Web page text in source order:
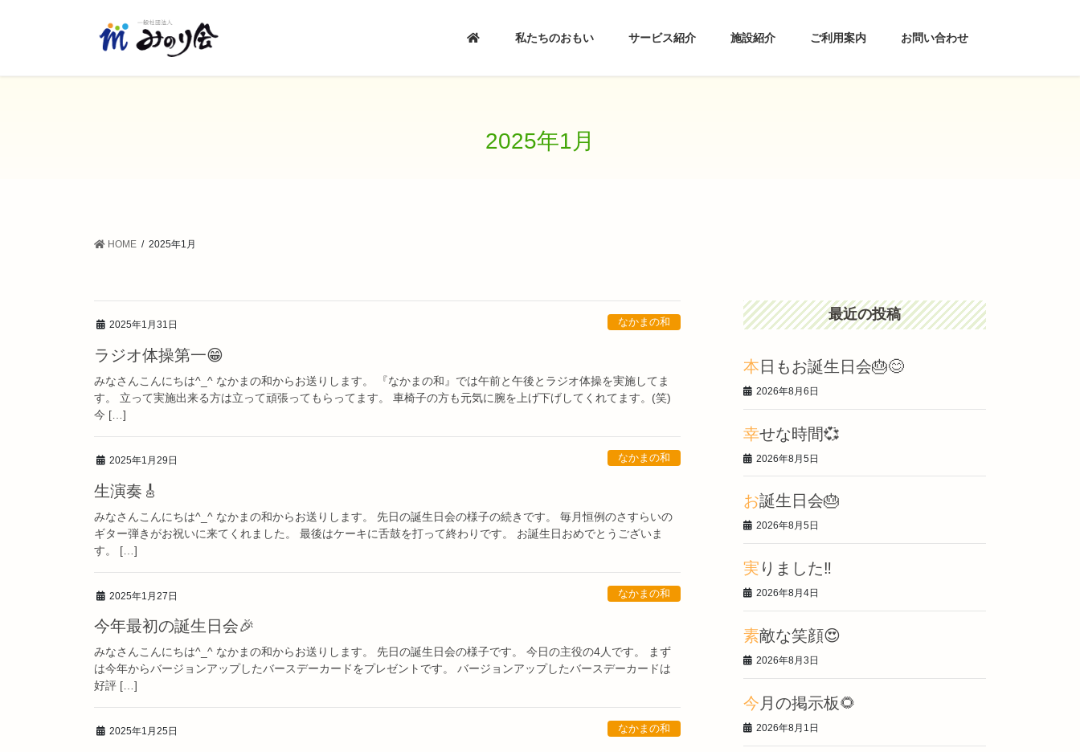
私たちのおもい サービス紹介 施設紹介 ご利用案内 お問い合わせ
2025年1月
HOME 2025年1月
2025年1月31日 なかまの和
ラジオ体操第一😁
みなさんこんにちは^_^ なかまの和からお送りします。 『なかまの和』では午前と午後とラジオ体操を実施してま
す。 立って実施出来る方は立って頑張ってもらってます。 車椅子の方も元気に腕を上げ下げしてくれてます。(笑)
今 […]
2025年1月29日 なかまの和
生演奏🎸
みなさんこんにちは^_^ なかまの和からお送りします。 先日の誕生日会の様子の続きです。 毎月恒例のさすらいの
ギター弾きがお祝いに来てくれました。 最後はケーキに舌鼓を打って終わりです。 お誕生日おめでとうございま
す。 […]
2025年1月27日 なかまの和
今年最初の誕生日会🎉
みなさんこんにちは^_^ なかまの和からお送りします。 先日の誕生日会の様子です。 今日の主役の4人です。 まず
は今年からバージョンアップしたバースデーカードをプレゼントです。 バージョンアップしたバースデーカードは
好評 […]
2025年1月25日 なかまの和
最近の投稿
本日もお誕生日会🎂😊
2026年8月6日
幸せな時間💞
2026年8月5日
お誕生日会🎂
2026年8月5日
実りました‼️
2026年8月4日
素敵な笑顔😍
2026年8月3日
今月の掲示板🌻
2026年8月1日